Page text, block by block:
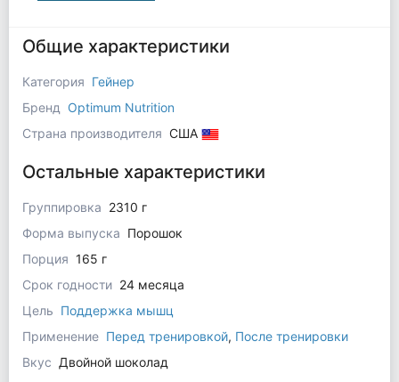
Общие характеристики
Категория Гейнер
Бренд
Optimum Nutrition
Страна производителя США
Остальные характеристики
Группировка 2310 г
Форма выпуска Порошок
Порция 165 г
Срок годности 24 месяца
Цель Поддержка мышц
Применение Перед тренировкой, После тренировки
Вкус Двойной шоколад